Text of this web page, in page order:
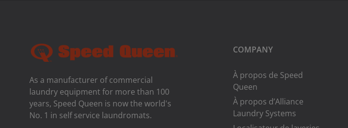
As a manufacturer of commercial
laundry equipment for more than 100
years, Speed ​​Queen is now the world's
No. 1 in self service laundromats.
COMPANY
À propos de Speed
Queen
À propos d’Alliance
Laundry Systems